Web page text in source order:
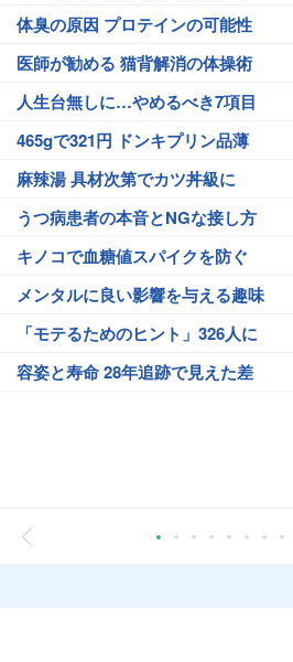
体臭の原因 プロテインの可能性
医師が勧める 猫背解消の体操術
人生台無しに…やめるべき7項目
465gで321円 ドンキプリン品薄
麻辣湯 具材次第でカツ丼級に
うつ病患者の本音とNGな接し方
キノコで血糖値スパイクを防ぐ
メンタルに良い影響を与える趣味
「モテるためのヒント」326人に
容姿と寿命 28年追跡で見えた差